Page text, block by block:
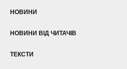
НОВИНИ
НОВИНИ ВІД ЧИТАЧІВ
ТЕКСТИ